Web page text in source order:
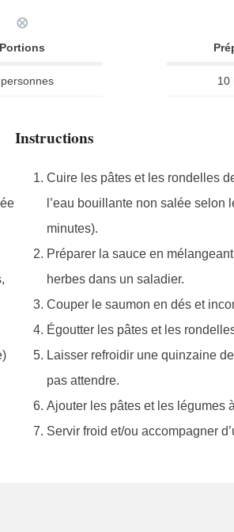
⨂
Portions
10
Instructions
Cuire les pâtes et les rondelles
l’eau bouillante non salée
minutes).
Préparer la sauce en
herbes dans un saladier.
Couper le saumon en dés et
Égoutter les pâtes et les
Laisser refroidir une quinzaine
pas attendre.
Ajouter les pâtes et les légumes
Servir froid et/ou accompagner